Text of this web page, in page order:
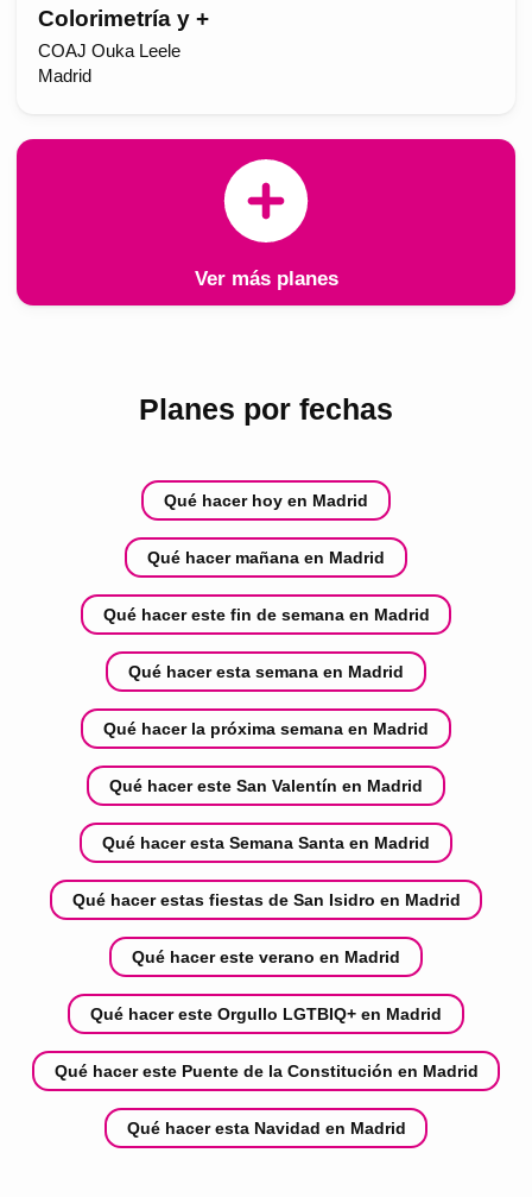
Colorimetría y +
COAJ Ouka Leele
Madrid
Ver más planes
Planes por fechas
Qué hacer hoy en Madrid
Qué hacer mañana en Madrid
Qué hacer este fin de semana en Madrid
Qué hacer esta semana en Madrid
Qué hacer la próxima semana en Madrid
Qué hacer este San Valentín en Madrid
Qué hacer esta Semana Santa en Madrid
Qué hacer estas fiestas de San Isidro en Madrid
Qué hacer este verano en Madrid
Qué hacer este Orgullo LGTBIQ+ en Madrid
Qué hacer este Puente de la Constitución en Madrid
Qué hacer esta Navidad en Madrid